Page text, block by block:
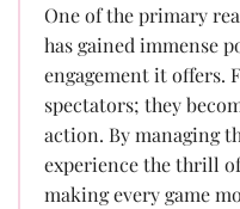
One of the primary
has gained immense
engagement it offers.
spectators; they
action. By managing
experience the thrill
making every game